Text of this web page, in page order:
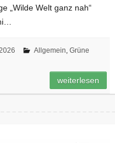
„Wilde Welt ganz nah“
Allgemein,Grüne
weiterlesen